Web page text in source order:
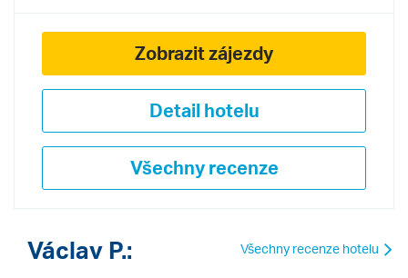
Zobrazit zájezdy
Detail hotelu
Všechny recenze
Všechny recenze hotelu
Václav P.: